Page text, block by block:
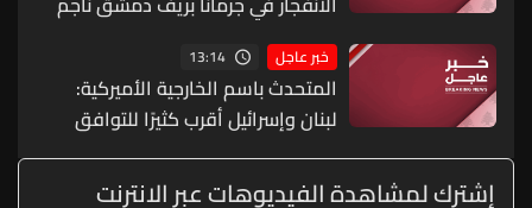
عن عبوة ناسفة مزروعة بحافلة ركاب
خبر عاجل 13:14
المتحدث باسم الخارجية الأميركية:
لبنان وإسرائيل أقرب كثيرًا للتوافق
بشأن دفع عملية المناطق التجريبية
وتوسيعها والمحادثات كانت مثمرة
إشترك لمشاهدة الفيديوهات عبر الانترنت